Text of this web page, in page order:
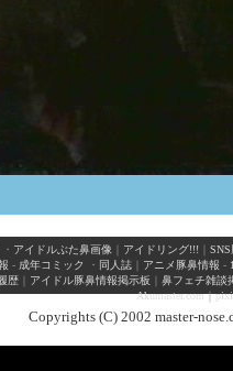
アイドルぶた鼻画像 アイドリング!!!｜
- 成年コミック ・ 同人誌｜ アニメ豚鼻情報 -
歴 アイドル豚鼻情報掲示板
鼻フェチ雑談
Akumaster.com｜
Copyrights (C) 2002 master-